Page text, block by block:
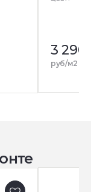
3 290
руб/м2